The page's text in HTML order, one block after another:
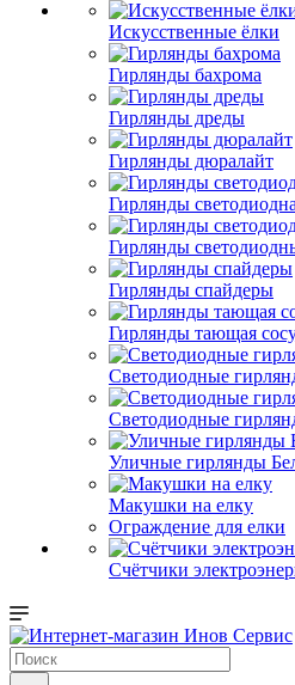
Искусственные ёлки
Гирлянды бахрома
Гирлянды дреды
Гирлянды дюралайт
Гирлянды
Гирлянды
Гирлянды спайдеры
Гирлянды тающая
Светодиодные
Светодиодные
Уличные гирлянды
Макушки на елку
Ограждение для елки
Счётчики